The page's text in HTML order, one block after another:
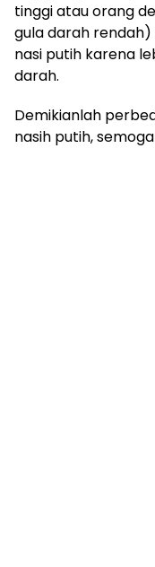
tinggi atau orang
gula darah
nasi putih karena
darah.
Demikianlah
nasih putih,